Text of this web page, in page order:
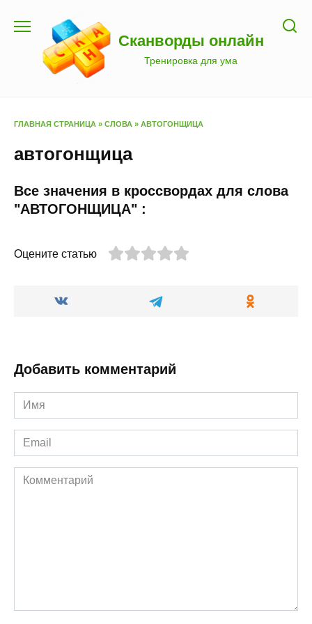
содержанию
Сканворды онлайн
Тренировка для ума
ГЛАВНАЯ СТРАНИЦА » СЛОВА » АВТОГОНЩИЦА
автогонщица
Все значения в кроссвордах для слова
"АВТОГОНЩИЦА" :
Оцените статью
Добавить комментарий
Имя
*
Email
*
Комментарий